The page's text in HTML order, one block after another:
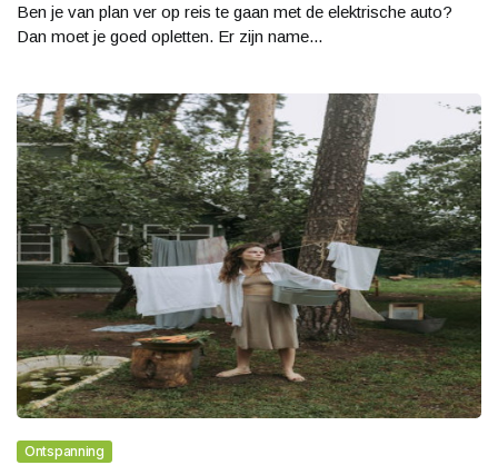
Ben je van plan ver op reis te gaan met de elektrische auto?
Dan moet je goed opletten. Er zijn name...
Ontspanning